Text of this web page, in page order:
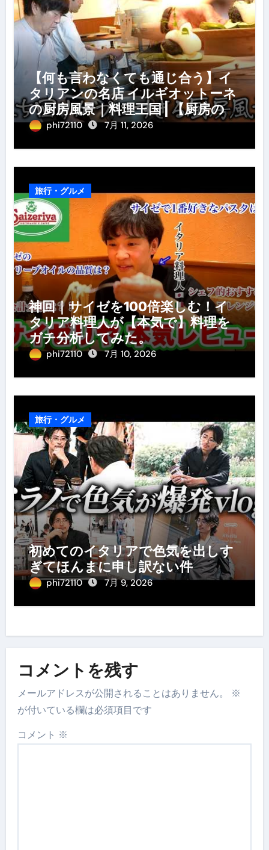
【何も言わなくても通じ合う】イ
タリアンの名店 イルギオットーネ
の厨房風景｜料理王国 | 【厨房の世
界】【イタリアン】【営業風景】
phi72110 7月 11, 2026
旅行・グルメ
神回｜サイゼを100倍楽しむ！イ
タリア料理人が【本気で】料理を
ガチ分析してみた。
phi72110 7月 10, 2026
旅行・グルメ
初めてのイタリアで色気を出しす
ぎてほんまに申し訳ない件
phi72110 7月 9, 2026
コメントを残す
メールアドレスが公開されることはありません。
※
が付いている欄は必須項目です
コメント ※